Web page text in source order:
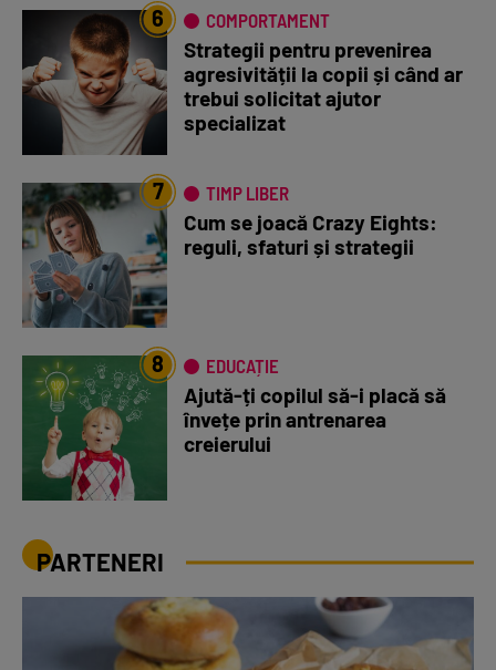
6 COMPORTAMENT
Strategii pentru prevenirea
agresivității la copii și când ar
trebui solicitat ajutor
specializat
7 TIMP LIBER
Cum se joacă Crazy Eights:
reguli, sfaturi și strategii
8 EDUCAȚIE
Ajută-ți copilul să-i placă să
învețe prin antrenarea
creierului
PARTENERI